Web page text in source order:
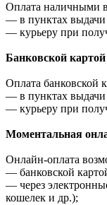
Оплата наличными
— в пунктах выдачи
— курьеру при
Банковской
Оплата банковской
— в пунктах выдачи
— курьеру при
Моментальная
Онлайн-оплата
— банковской
— через
кошелек и др.);